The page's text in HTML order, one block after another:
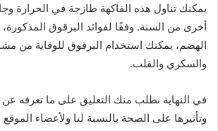
يمكنك تناول هذه الفاكهة طازجة في الحرارة
أخرى من السنة. وفقًا لفوائد البرقوق المذكورة،
الهضم، يمكنك استخدام البرقوق للوقاية من
والسكري والقلب.
في النهاية نطلب منك التعليق على ما تعرفه عن
وتأثيرها على الصحة بالنسبة لنا ولأعضاء الموقع